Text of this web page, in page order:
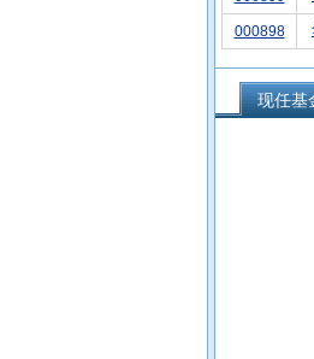
000898
现任基